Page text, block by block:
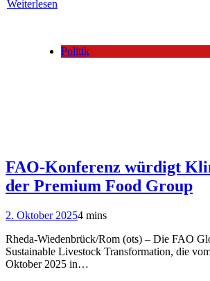
Weiterlesen
Politik
FAO-Konferenz würdigt
der Premium Food Group
2. Oktober 20254 mins
Rheda-Wiedenbrück/Rom (ots) – Die FAO
Sustainable Livestock Transformation, die
Oktober 2025 in…